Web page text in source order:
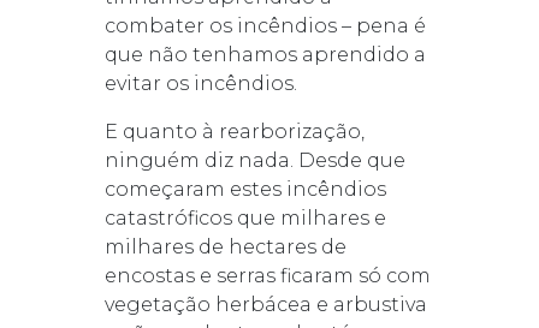
combater os incêndios – pena é
que não tenhamos aprendido a
evitar os incêndios.
E quanto à rearborização,
ninguém diz nada. Desde que
começaram estes incêndios
catastróficos que milhares e
milhares de hectares de
encostas e serras ficaram só com
vegetação herbácea e arbustiva